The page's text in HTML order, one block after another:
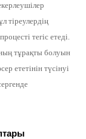
тіреулердің
тегіс етеді.
тұрақты болуын
ететінін түсінуі